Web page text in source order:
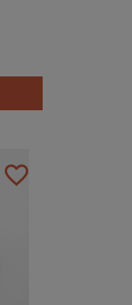
favorite_border